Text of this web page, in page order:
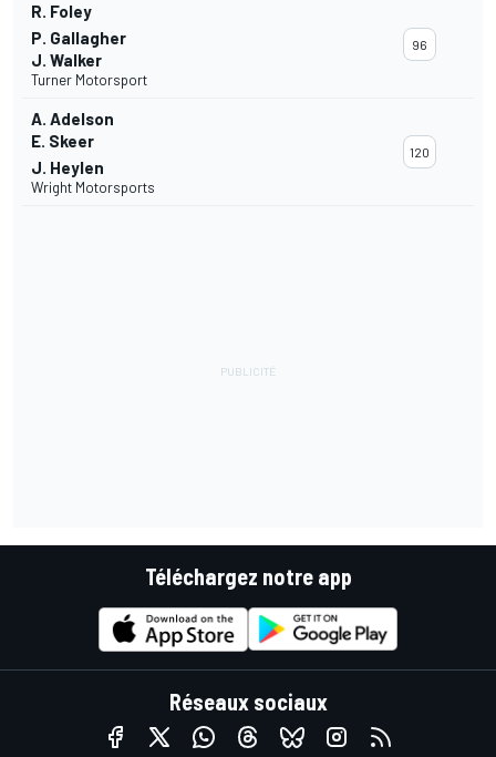
R. Foley
P. Gallagher
J. Walker
Turner Motorsport
96
A. Adelson
E. Skeer
J. Heylen
Wright Motorsports
120
Téléchargez notre app
Réseaux sociaux